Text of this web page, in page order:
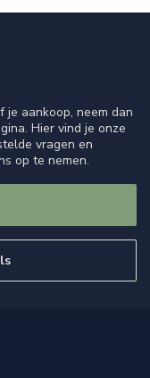
aankoop, neem dan
Hier vind je onze
vragen en
op te nemen.